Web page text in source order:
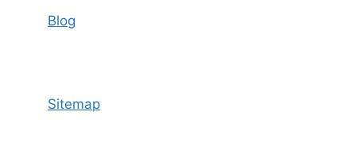
Blog
Sitemap